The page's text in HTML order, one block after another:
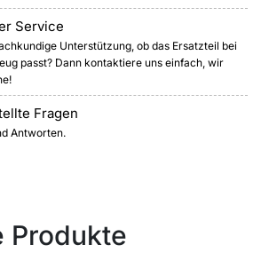
Service
Unterstützung, ob das Ersatzteil bei
passt? Dann kontaktiere uns einfach, wir
Fragen
Antworten.
Produkte